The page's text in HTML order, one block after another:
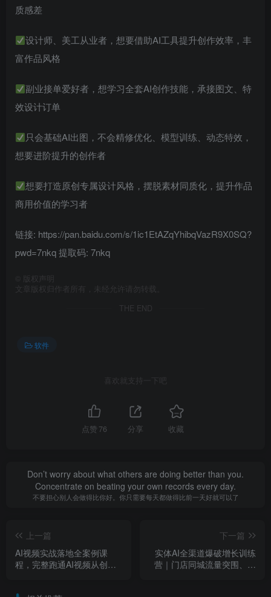
质感差
设计师、美工从业者，想要借助AI工具提升创作效率，丰
富作品风格
副业接单爱好者，想学习全套AI创作技能，承接图文、特
效设计订单
只会基础AI出图，不会精修优化、模型训练、动态特效，
想要进阶提升的创作者
想要打造原创专属设计风格，摆脱素材同质化，提升作品
商用价值的学习者
链接: https://pan.baidu.com/s/1ic1EtAZqYhibqVazR9X0SQ?
pwd=7nkq 提取码: 7nkq
版权声明
文章版权归作者所有，未经允许请勿转载。
THE END
软件
喜欢就支持一下吧
点赞 76 分享 收藏
Don’t worry about what others are doing better than you.
Concentrate on beating your own records every day.
不要担心别人会做得比你好。你只需要每天都做得比前一天好就可以了
上一篇
AI视频实战落地全案例课
程，完整跑通AI视频从创意
下一篇
实体AI全渠道爆破增长训练
营｜门店同城流量突围、榜